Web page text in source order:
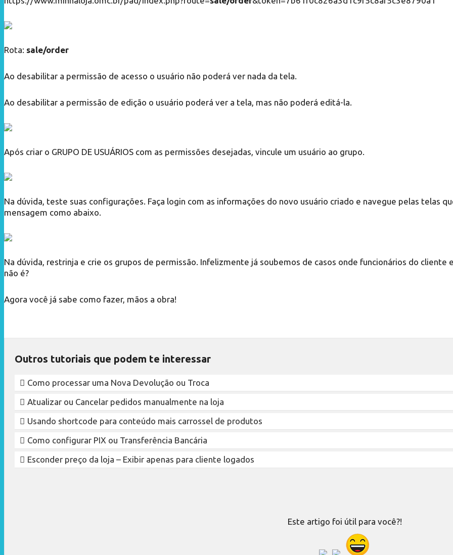
Rota: sale/order
Ao desabilitar a permissão de acesso o usuário não poderá ver nada da tela.
Ao desabilitar a permissão de edição o usuário poderá ver a tela, mas não poderá editá-la.
Após criar o GRUPO DE USUÁRIOS com as permissões desejadas, vincule um usuário ao grupo.
Na dúvida, teste suas configurações. Faça login com as informações do novo usuário criado e navegue pelas telas
mensagem como abaixo.
Na dúvida, restrinja e crie os grupos de permissão. Infelizmente já soubemos de casos onde funcionários do
não é?
Agora você já sabe como fazer, mãos a obra!
Outros tutoriais que podem te interessar
Como processar uma Nova Devolução ou Troca
Atualizar ou Cancelar pedidos manualmente na loja
Usando shortcode para conteúdo mais carrossel de produtos
Como configurar PIX ou Transferência Bancária
Esconder preço da loja – Exibir apenas para cliente logados
Este artigo foi útil para você?!